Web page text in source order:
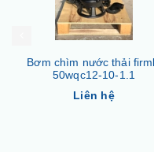
Bơm chìm nước thải
50wqc15-15-1.5
Liên hệ